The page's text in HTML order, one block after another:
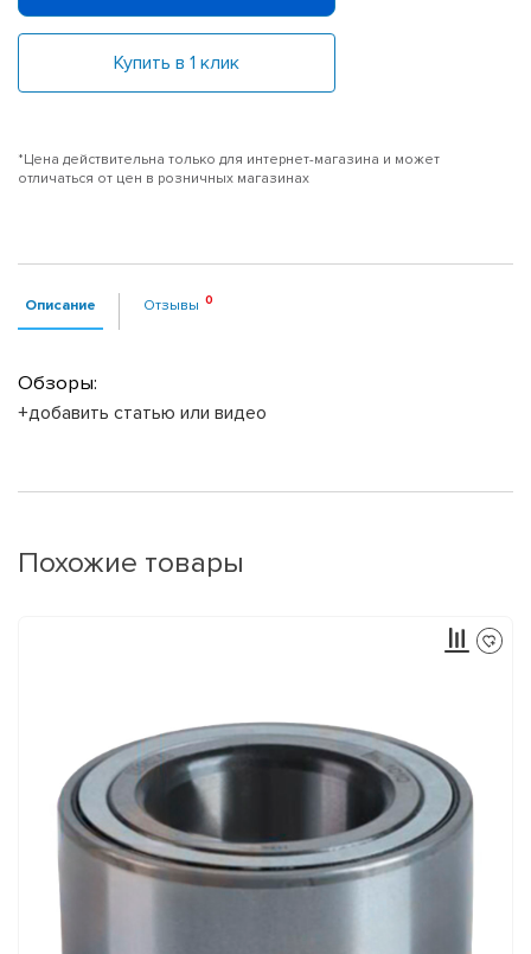
Купить в 1 клик
*Цена действительна только для интернет-магазина и может
отличаться от цен в розничных магазинах
Описание Отзывы
Обзоры:
+добавить статью или видео
Похожие товары